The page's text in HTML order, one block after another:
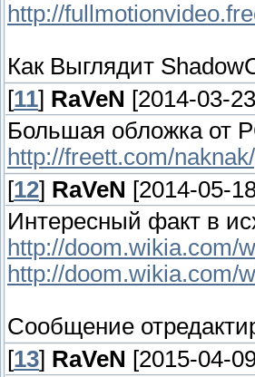
http://
Как Выглядит
[11] RaVeN [2014-03-
Большая обложка от
http://freett.com/
[12] RaVeN [2014-05-
Интересный факт в
http://doom.wikia.com/
http://doom.wikia.com/
Сообщение
[13] RaVeN [2015-04-